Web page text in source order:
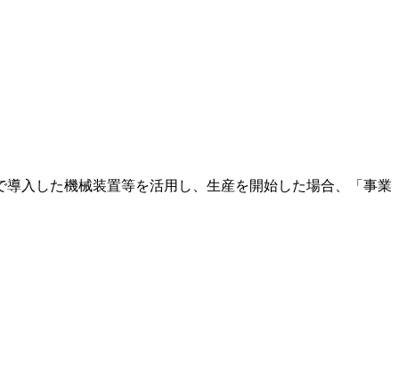
入した機械装置等を活用し、生産を開始した場合、「事業